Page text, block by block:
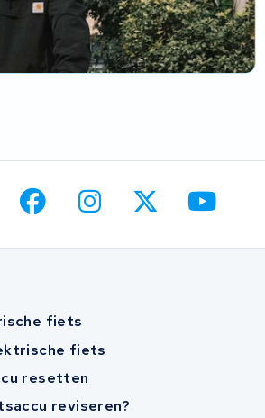
fiets
fiets
resetten
reviseren?